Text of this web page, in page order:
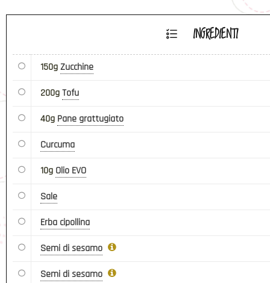
INGREDIENTI
150gZucchine
200gTofu
40g Pane grattugiato
Curcuma
10g Olio EVO
Sale
Erba cipollina
Semi di sesamo
Semi di sesamo